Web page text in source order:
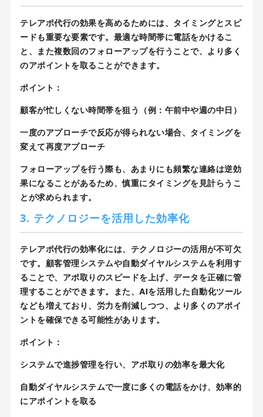
テレアポ代行の効果を高めるためには、タイミングとスピ
ードも重要な要素です。最適な時間帯に電話をかけるこ
と、また複数回のフォローアップを行うことで、より多く
のアポイントを取ることができます。
ポイント：
顧客が忙しくない時間帯を狙う（例：午前中や週の中日）
一度のアプローチで反応が得られない場合、タイミングを
変えて再度アプローチ
フォローアップを行う際も、あまりにも頻繁な連絡は逆効
果になることがあるため、慎重にタイミングを見計らうこ
とが求められます。
3. テクノロジーを活用した効率化
テレアポ代行の効率化には、テクノロジーの活用が不可欠
です。顧客管理システムや自動ダイヤルシステムを利用す
ることで、アポ取りのスピードを上げ、データを正確に管
理することができます。また、AIを活用した自動化ツール
なども増えており、労力を削減しつつ、より多くのアポイ
ントを確保できる可能性があります。
ポイント：
システムで進捗管理を行い、アポ取りの効率を最大化
自動ダイヤルシステムで一度に多くの電話をかけ、効率的
にアポイントを取る